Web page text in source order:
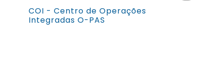
COI - Centro de Operações
Integradas O-PAS